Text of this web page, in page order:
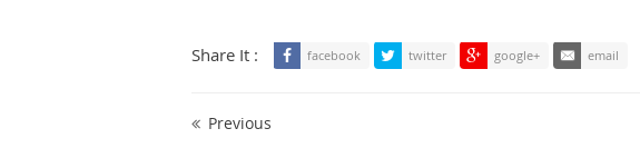
Share It : facebook twitter google+ email
Previous